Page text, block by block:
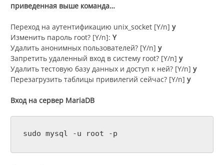
приведенная выше команда…
Переход на аутентификацию unix_socket [Y/n] y
Изменить пароль root? [Y/n]: Y
Удалить анонимных пользователей? [Y/n] y
Запретить удаленный вход в систему root? [Y/n] y
Удалить тестовую базу данных и доступ к ней? [Y/n] y
Перезагрузить таблицы привилегий сейчас? [Y/n] y
Вход на сервер MariaDB
sudo mysql -u root -p